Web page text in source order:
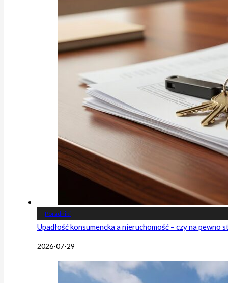
Poradniki
Upadłość konsumencka a nieruchomość – czy na pewno
2026-07-29